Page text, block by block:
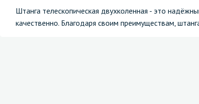
Штанга телескопическая двухколенная - это
качественно. Благодаря своим преимуществам,